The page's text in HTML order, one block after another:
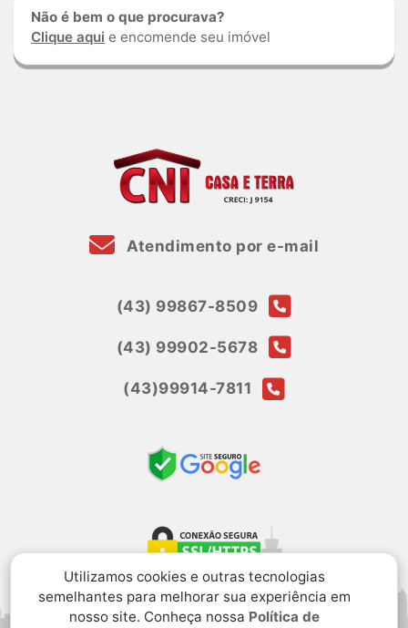
Utilizamos cookies e outras tecnologias
semelhantes para melhorar sua experiência em
nosso site. Conheça nossa Política de
Não é bem o que procurava?
Clique aqui e encomende seu imóvel
Atendimento por e-mail
(43) 99867-8509
(43) 99902-5678
(43)99914-7811